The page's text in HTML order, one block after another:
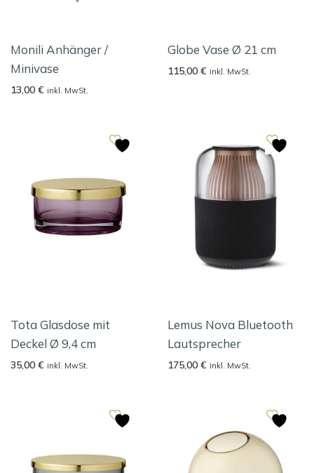
Monili Anhänger /
Minivase
13,00 € inkl. MwSt.
Globe Vase Ø 21 cm
115,00 € inkl. MwSt.
Tota Glasdose mit
Deckel Ø 9,4 cm
35,00 € inkl. MwSt.
Lemus Nova Bluetooth
Lautsprecher
175,00 € inkl. MwSt.